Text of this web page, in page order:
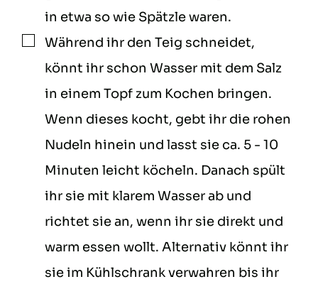
in etwa so wie Spätzle waren.
▢
Während ihr den Teig schneidet,
könnt ihr schon Wasser mit dem Salz
in einem Topf zum Kochen bringen.
Wenn dieses kocht, gebt ihr die rohen
Nudeln hinein und lasst sie ca. 5 - 10
Minuten leicht köcheln. Danach spült
ihr sie mit klarem Wasser ab und
richtet sie an, wenn ihr sie direkt und
warm essen wollt. Alternativ könnt ihr
sie im Kühlschrank verwahren bis ihr